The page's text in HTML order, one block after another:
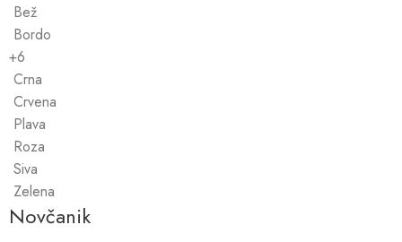
Bež
Bordo
+6
Crna
Crvena
Plava
Roza
Siva
Zelena
Novčanik